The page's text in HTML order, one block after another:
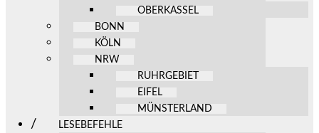
OBERKASSEL
BONN
KÖLN
NRW
RUHRGEBIET
EIFEL
MÜNSTERLAND
LESEBEFEHLE